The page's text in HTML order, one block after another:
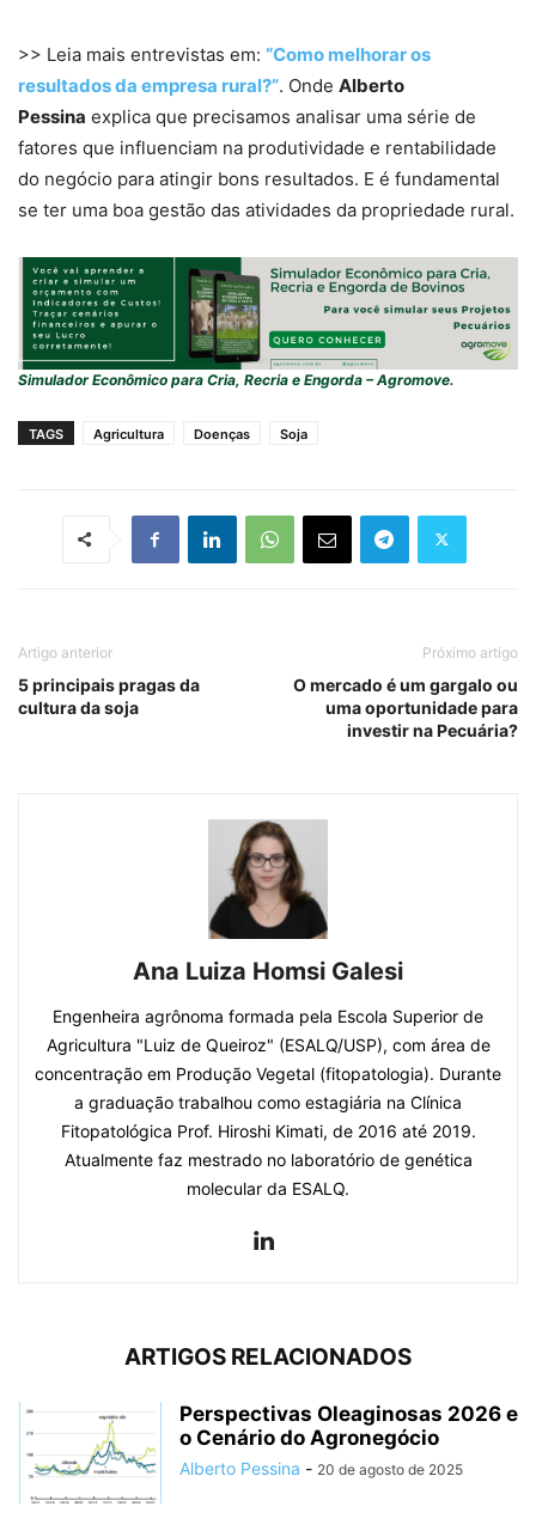
>> Leia mais entrevistas em: “Como melhorar os
resultados da empresa rural?”. Onde Alberto
Pessina explica que precisamos analisar uma série de
fatores que influenciam na produtividade e rentabilidade
do negócio para atingir bons resultados. E é fundamental
se ter uma boa gestão das atividades da propriedade rural.
Simulador Econômico para Cria, Recria e Engorda – Agromove.
TAGS Agricultura Doenças Soja
Artigo anterior
5 principais pragas da
cultura da soja
Próximo artigo
O mercado é um gargalo ou
uma oportunidade para
investir na Pecuária?
Ana Luiza Homsi Galesi
Engenheira agrônoma formada pela Escola Superior de
Agricultura "Luiz de Queiroz" (ESALQ/USP), com área de
concentração em Produção Vegetal (fitopatologia). Durante
a graduação trabalhou como estagiária na Clínica
Fitopatológica Prof. Hiroshi Kimati, de 2016 até 2019.
Atualmente faz mestrado no laboratório de genética
molecular da ESALQ.
ARTIGOS RELACIONADOS
Perspectivas Oleaginosas 2026 e
o Cenário do Agronegócio
Alberto Pessina - 20 de agosto de 2025